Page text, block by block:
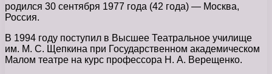
родился 30 сентября 1977 года (42 года) — Москва,
Россия.
В 1994 году поступил в Высшее Театральное училище
им. М. С. Щепкина при Государственном академическом
Малом театре на курс профессора Н. А. Верещенко.